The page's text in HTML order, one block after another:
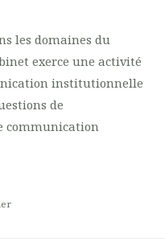
les domaines du
exerce une activité
institutionnelle
de
communication